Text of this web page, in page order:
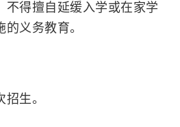
不得擅自延缓入学或在家学
义务教育。
生。